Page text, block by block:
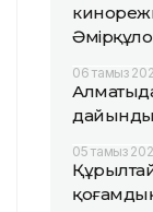
06 тамыз
05 тамыз